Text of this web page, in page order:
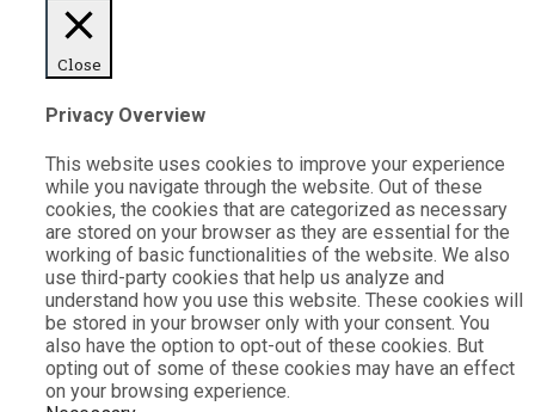
Close
Privacy Overview
This website uses cookies to improve your experience
while you navigate through the website. Out of these
cookies, the cookies that are categorized as necessary
are stored on your browser as they are essential for the
working of basic functionalities of the website. We also
use third-party cookies that help us analyze and
understand how you use this website. These cookies will
be stored in your browser only with your consent. You
also have the option to opt-out of these cookies. But
opting out of some of these cookies may have an effect
on your browsing experience.